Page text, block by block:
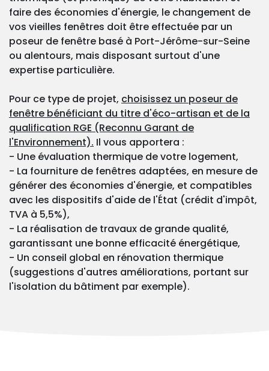
faire des économies d'énergie, le changement de
vos vieilles fenêtres doit être effectuée par un
poseur de fenêtre basé à Port-Jérôme-sur-Seine
ou alentours, mais disposant surtout d'une
expertise particulière.
Pour ce type de projet, choisissez un poseur de
fenêtre bénéficiant du titre d'éco-artisan et de la
qualification RGE (Reconnu Garant de
l'Environnement). Il vous apportera :
- Une évaluation thermique de votre logement,
- La fourniture de fenêtres adaptées, en mesure de
générer des économies d'énergie, et compatibles
avec les dispositifs d'aide de l'État (crédit d'impôt,
TVA à 5,5%),
- La réalisation de travaux de grande qualité,
garantissant une bonne efficacité énergétique,
- Un conseil global en rénovation thermique
(suggestions d'autres améliorations, portant sur
l'isolation du bâtiment par exemple).